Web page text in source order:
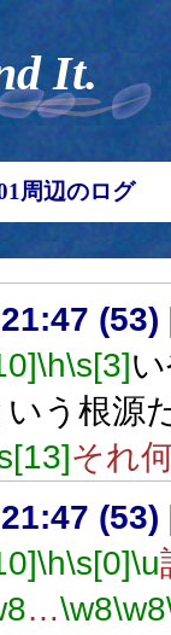
It.
周辺のログ
(53)
\h\s[3]
いう根源
それ
(53)
\h\s[0]\u
…\w8\w8